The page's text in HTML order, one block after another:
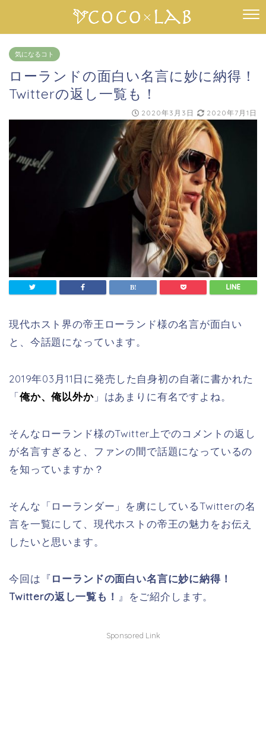
気になるコト
ローランドの面白い名言に妙に納得！
Twitterの返し一覧も！
2020年3月3日 2020年7月1日
現代ホスト界の帝王ローランド様の名言が面白い
と、今話題になっています。
2019年03月11日に発売した自身初の自著に書かれた
「俺か、俺以外か」はあまりに有名ですよね。
そんなローランド様のTwitter上でのコメントの返し
が名言すぎると、ファンの間で話題になっているの
を知っていますか？
そんな「ローランダー」を虜にしているTwitterの名
言を一覧にして、現代ホストの帝王の魅力をお伝え
したいと思います。
今回は『 ローランドの面白い名言に妙に納得！
Twitterの返し一覧も！ 』をご紹介します。
Sponsored Link